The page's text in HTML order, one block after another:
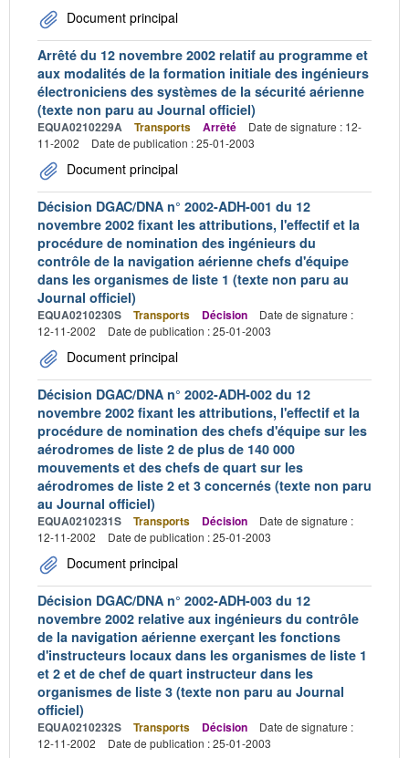
Document principal
Arrêté du 12 novembre 2002 relatif au programme et
aux modalités de la formation initiale des ingénieurs
électroniciens des systèmes de la sécurité aérienne
(texte non paru au Journal officiel)
EQUA0210229A Transports Arrêté
Date de signature : 12-
11-2002
Date de publication : 25-01-2003
Document principal
Décision DGAC/DNA n° 2002-ADH-001 du 12
novembre 2002 fixant les attributions, l'effectif et la
procédure de nomination des ingénieurs du
contrôle de la navigation aérienne chefs d'équipe
dans les organismes de liste 1 (texte non paru au
Journal officiel)
EQUA0210230S Transports Décision
Date de signature :
12-11-2002
Date de publication : 25-01-2003
Document principal
Décision DGAC/DNA n° 2002-ADH-002 du 12
novembre 2002 fixant les attributions, l'effectif et la
procédure de nomination des chefs d'équipe sur les
aérodromes de liste 2 de plus de 140 000
mouvements et des chefs de quart sur les
aérodromes de liste 2 et 3 concernés (texte non paru
au Journal officiel)
EQUA0210231S Transports Décision
Date de signature :
12-11-2002
Date de publication : 25-01-2003
Document principal
Décision DGAC/DNA n° 2002-ADH-003 du 12
novembre 2002 relative aux ingénieurs du contrôle
de la navigation aérienne exerçant les fonctions
d'instructeurs locaux dans les organismes de liste 1
et 2 et de chef de quart instructeur dans les
organismes de liste 3 (texte non paru au Journal
officiel)
EQUA0210232S Transports Décision
Date de signature :
12-11-2002
Date de publication : 25-01-2003